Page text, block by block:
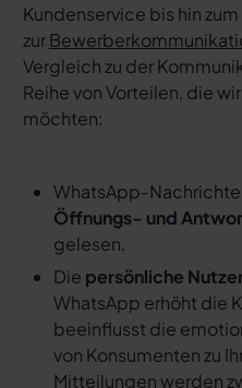
Kundenservice bis hin
zur
Vergleich zu der
Reihe von Vorteilen, die
möchten:
WhatsApp-
Öffnungs- und
gelesen.
Die persönliche
WhatsApp erhöht die
beeinflusst die
von Konsumenten zu
Mitteilungen werden